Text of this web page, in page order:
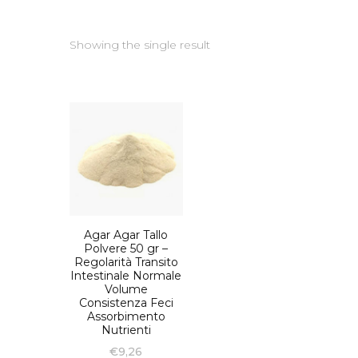
Showing the single result
Agar Agar Tallo
Polvere 50 gr –
Regolarità Transito
Intestinale Normale
Volume
Consistenza Feci
Assorbimento
Nutrienti
€9,26